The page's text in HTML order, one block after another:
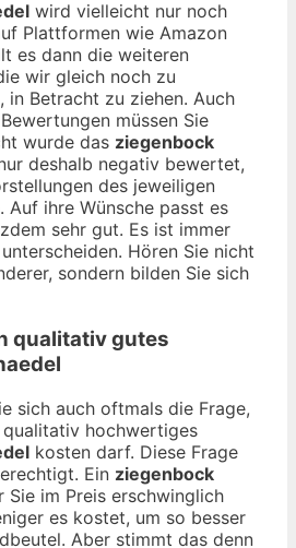
wird vielleicht nur noch
Plattformen wie Amazon
es dann die weiteren
wir gleich noch zu
in Betracht zu ziehen. Auch
müssen Sie
wurde das ziegenbock
deshalb negativ bewertet,
des jeweiligen
Auf ihre Wünsche passt es
sehr gut. Es ist immer
Hören Sie nicht
sondern bilden Sie sich
qualitativ gutes
sich auch oftmals die Frage,
hochwertiges
kosten darf. Diese Frage
Ein ziegenbock
Sie im Preis erschwinglich
es kostet, um so besser
Aber stimmt das denn